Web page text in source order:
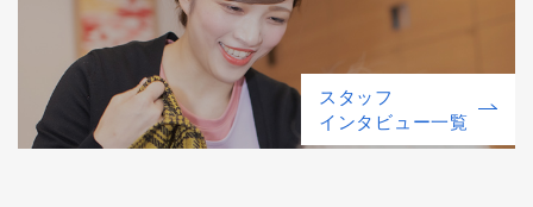
スタッフ
インタビュー一覧